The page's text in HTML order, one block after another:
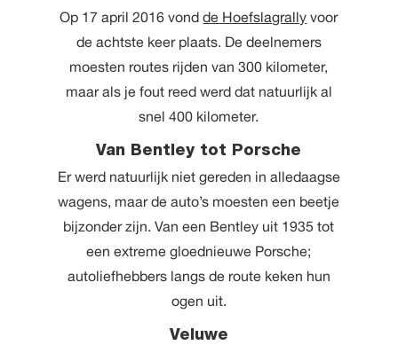
Op 17 april 2016 vondde Hoefslagrally voor
de achtste keer plaats. De deelnemers
moesten routes rijden van 300 kilometer,
maar als je fout reed werd dat natuurlijk al
snel 400 kilometer.
Van Bentley tot Porsche
Er werd natuurlijk niet gereden in alledaagse
wagens, maar de auto’s moesten een beetje
bijzonder zijn. Van een Bentley uit 1935 tot
een extreme gloednieuwe Porsche;
autoliefhebbers langs de route keken hun
ogen uit.
Veluwe